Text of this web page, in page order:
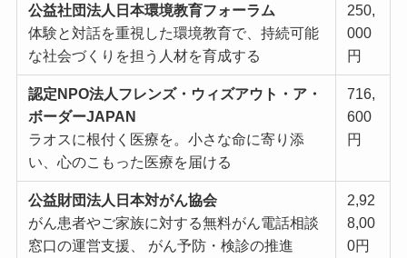
公益社団法⼈⽇本環境教育フォーラム
体験と対話を重視した環境教育で、持続可能
な社会づくりを担う⼈材を育成する
250,
000
円
認定NPO法⼈フレンズ・ウィズアウト・ア・
ボーダーJAPAN
ラオスに根付く医療を。⼩さな命に寄り添
い、⼼のこもった医療を届ける
716,
600
円
公益財団法⼈⽇本対がん協会
がん患者やご家族に対する無料がん電話相談
窓⼝の運営⽀援、 がん予防・検診の推進
2,92
8,00
0円